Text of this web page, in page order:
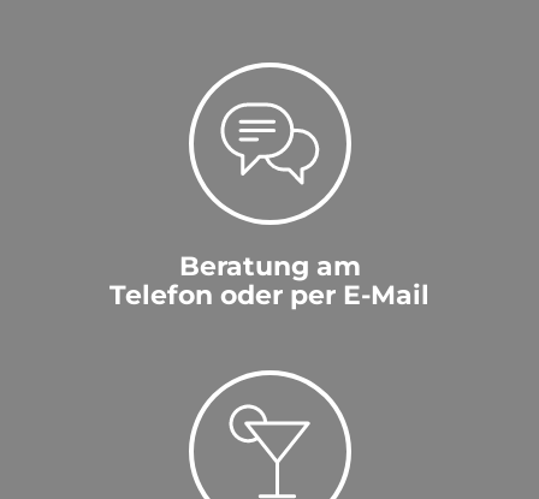
Beratung am
Telefon oder per E-Mail